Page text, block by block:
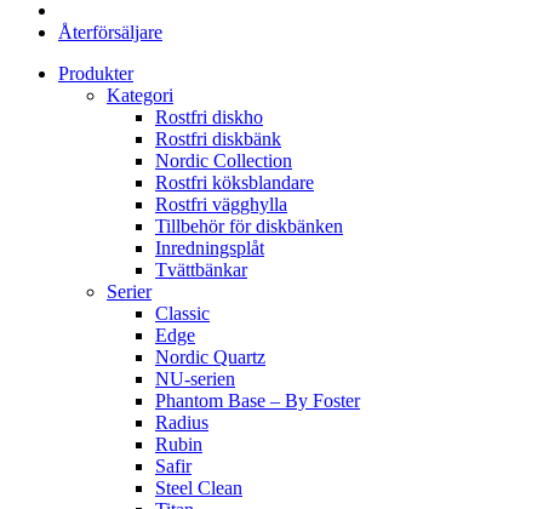
Återförsäljare
Produkter
Kategori
Rostfri diskho
Rostfri diskbänk
Nordic Collection
Rostfri köksblandare
Rostfri vägghylla
Tillbehör för diskbänken
Inredningsplåt
Tvättbänkar
Serier
Classic
Edge
Nordic Quartz
NU-serien
Phantom Base – By Foster
Radius
Rubin
Safir
Steel Clean